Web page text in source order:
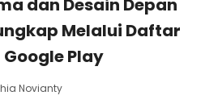
dan Desain Depan
Melalui Daftar
Play
Novianty